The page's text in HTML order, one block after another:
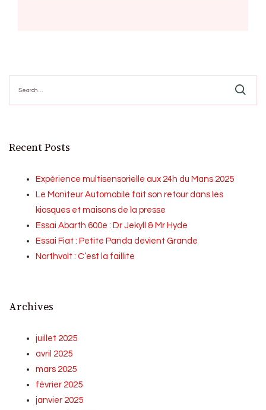
for:
Recent Posts
Expérience multisensorielle aux 24h du Mans 2025
Le Moniteur Automobile fait son retour dans les
kiosques et maisons de la presse
Essai Abarth 600e : Dr Jekyll & Mr Hyde
Essai Fiat : Petite Panda devient Grande
Northvolt : C’est la faillite
Archives
juillet 2025
avril 2025
mars 2025
février 2025
janvier 2025